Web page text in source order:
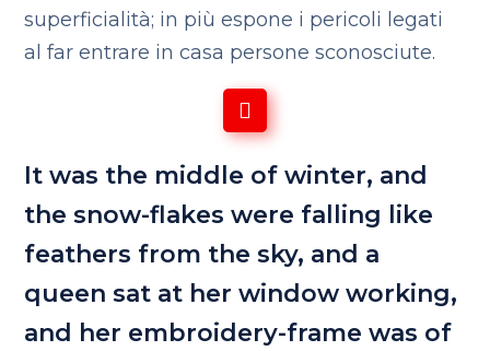
superficialità; in più espone i pericoli legati
al far entrare in casa persone sconosciute.
It was the middle of winter, and
the snow-flakes were falling like
feathers from the sky, and a
queen sat at her window working,
and her embroidery-frame was of